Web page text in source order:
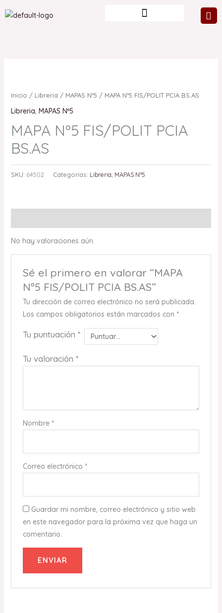
al
Inicio / Libreria / MAPAS Nº5 / MAPA Nº5 FIS/POLIT PCIA BS.AS
Libreria, MAPAS Nº5
MAPA Nº5 FIS/POLIT PCIA
BS.AS
SKU: 64502 Categorías: Libreria MAPAS Nº5
No hay valoraciones aún.
Sé el primero en valorar “MAPA
Nº5 FIS/POLIT PCIA BS.AS”
Tu dirección de correo electrónico no será publicada.
Los campos obligatorios están marcados con *
Tu puntuación *
Tu valoración *
Nombre *
Correo electrónico *
Guardar mi nombre, correo electrónico y sitio web
en este navegador para la próxima vez que haga un
comentario.